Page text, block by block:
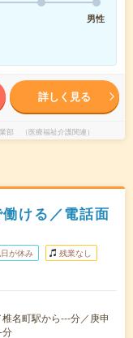
男性
詳しく見る
部 （医療福祉介護関連）
ける／電話面
が休み 残業なし
名町駅から---分／庚申
分